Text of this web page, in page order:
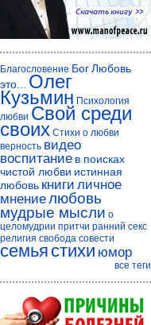
Благословение БогЛюбовь
это...
Олег
Кузьмин Психология
любви Свой среди
своих Стихи о любви
верность видео
воспитание в поисках
чистой любви истинная
любовь книги личное
мнениелюбовь
мудрые мысли о
целомудрии притчи ранний секс
религия свобода совести
семья стихи юмор
все теги